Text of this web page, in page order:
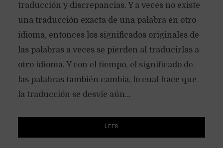
traducción y discrepancias. Y a veces no existe
una traducción exacta de una palabra en otro
idioma, entonces los significados originales de
las palabras a veces se pierden al traducirlas a
otro idioma. Y con el tiempo, el significado de
las palabras también cambia, lo cual hace que
la traducción se desvíe aún...
LEER